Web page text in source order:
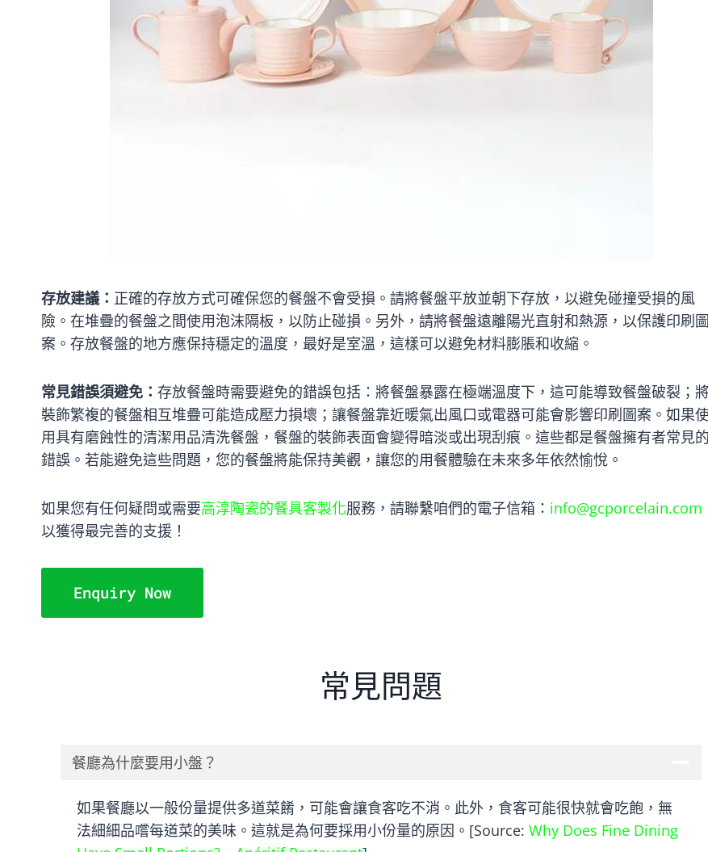
存放建議： 正確的存放方式可確保您的餐盤不會受損。請將餐盤平放並朝下存放，以避免碰撞受損的風
險。在堆疊的餐盤之間使用泡沫隔板，以防止碰損。另外，請將餐盤遠離陽光直射和熱源，以保護印刷圖
案。存放餐盤的地方應保持穩定的溫度，最好是室溫，這樣可以避免材料膨脹和收縮。
常見錯誤須避免： 存放餐盤時需要避免的錯誤包括：將餐盤暴露在極端溫度下，這可能導致餐盤破裂；
裝飾繁複的餐盤相互堆疊可能造成壓力損壞；讓餐盤靠近暖氣出風口或電器可能會影響印刷圖案。如果
用具有磨蝕性的清潔用品清洗餐盤，餐盤的裝飾表面會變得暗淡或出現刮痕。這些都是餐盤擁有者常見的
錯誤。若能避免這些問題，您的餐盤將能保持美觀，讓您的用餐體驗在未來多年依然愉悅。
如果您有任何疑問或需要高淳陶瓷的餐具客製化服務，請聯繫咱們的電子信箱： info@gcporcelain.com
以獲得最完善的支援！
Enquiry Now
常見問題
餐廳為什麼要用小盤？
如果餐廳以一般份量提供多道菜餚，可能會讓食客吃不消。此外，食客可能很快就會吃飽，無
法細細品嚐每道菜的美味。這就是為何要採用小份量的原因。[Source: Why Does Fine Dining